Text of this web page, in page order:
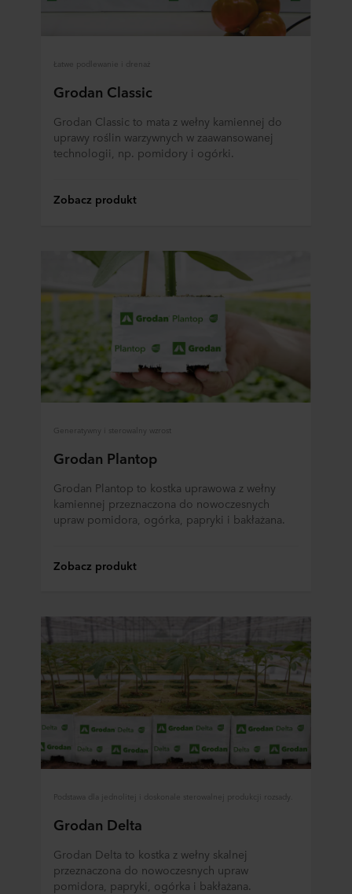
Łatwe podlewanie i drenaż
Grodan Classic
Grodan Classic to mata z wełny kamiennej do
uprawy roślin warzywnych w zaawansowanej
technologii, np. pomidory i ogórki.
Zobacz produkt
Generatywny i sterowalny wzrost
Grodan Plantop
Grodan Plantop to kostka uprawowa z wełny
kamiennej przeznaczona do nowoczesnych
upraw pomidora, ogórka, papryki i bakłażana.
Zobacz produkt
Podstawa dla jednolitej i doskonale sterowalnej produkcji rozsady.
Grodan Delta
Grodan Delta to kostka z wełny skalnej
przeznaczona do nowoczesnych upraw
pomidora, papryki, ogórka i bakłażana.